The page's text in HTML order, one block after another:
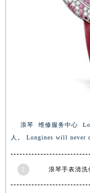
浪琴 维修服务中心
人。 Longines will never
2 浪琴手表清洗